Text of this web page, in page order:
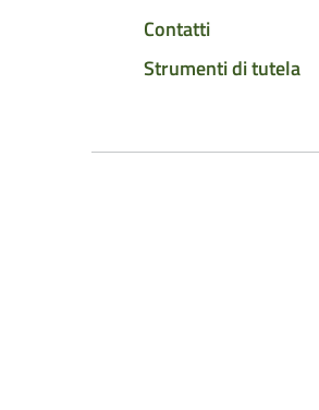
Contatti
Strumenti di tutela